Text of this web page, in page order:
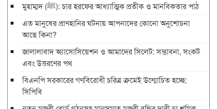
মুহাম্মদ (ﷺ): চার হরফের আধ্যাত্মিক প্রতীক ও মানবিকতার পাঠ
এত মানুষের প্রাণহানির ঘটনায় আপনাদের কোনো অনুশোচনা
আছে কিনা?
জালালাবাদ অ্যাসোসিয়েশন ও আমাদের সিলেট: সম্ভাবনা, সংকট
এবং উত্তরণের পথ
বিএনপি সরকারের গণবিরোধী চরিত্র ক্রমেই উন্মোচিত হচ্ছে:
সিপিবি